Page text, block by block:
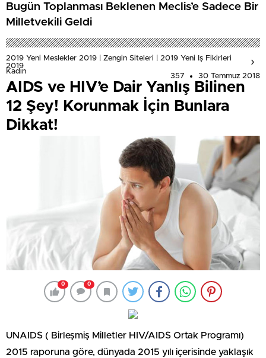
Bugün Toplanması Beklenen Meclis’e Sadece Bir
Milletvekili Geldi
2019 Yeni Meslekler 2019 | Zengin Siteleri | 2019 Yeni Iş Fikirleri
2019
Kadın
357 30 Temmuz 2018
AIDS ve HIV’e Dair Yanlış Bilinen
12 Şey! Korunmak İçin Bunlara
Dikkat!
0 0
UNAIDS ( Birleşmiş Milletler HIV/AIDS Ortak Programı)
2015 raporuna göre, dünyada 2015 yılı içerisinde yaklaşık